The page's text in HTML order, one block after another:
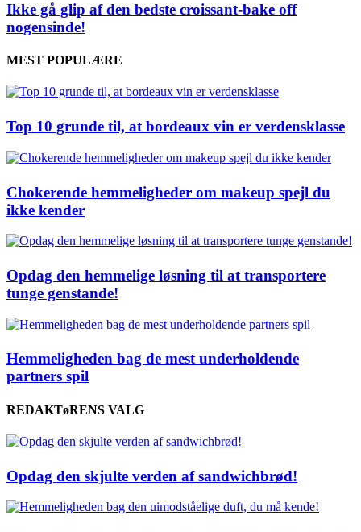
Ikke gå glip af den bedste croissant-bake off
nogensinde!
MEST POPULÆRE
Top 10 grunde til, at bordeaux vin er verdensklasse
Chokerende hemmeligheder om makeup spejl du
ikke kender
Opdag den hemmelige løsning til at transportere
tunge genstande!
Hemmeligheden bag de mest underholdende
partners spil
REDAKTøRENS VALG
Opdag den skjulte verden af sandwichbrød!